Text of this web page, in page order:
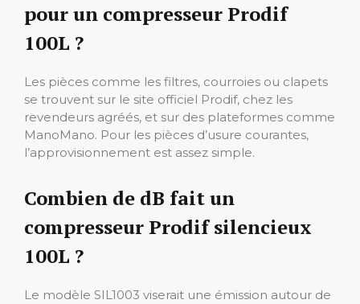
pour un compresseur Prodif
100L ?
Les pièces comme les filtres, courroies ou clapets
se trouvent sur le site officiel Prodif, chez les
revendeurs agréés, et sur des plateformes comme
ManoMano. Pour les pièces d’usure courantes,
l’approvisionnement est assez simple.
Combien de dB fait un
compresseur Prodif silencieux
100L ?
Le modèle SIL1003 viserait une émission autour de